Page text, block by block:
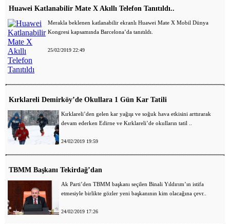
Huawei Katlanabilir Mate X Akıllı Telefon Tanıtıldı..
Merakla beklenen katlanabilir ekranlı Huawei Mate X Mobil Dünya
Kongresi kapsamında Barcelona’da tanıtıldı.
25/02/2019 22:49
Kırklareli Demirköy’de Okullara 1 Gün Kar Tatili
Kırklareli’den gelen kar yağışı ve soğuk hava etkisini arttırarak
devam ederken Edirne ve Kırklareli’de okulların tatil ..
24/02/2019 19:59
TBMM Başkanı Tekirdağ’dan
Ak Parti’den TBMM başkanı seçilen Binali Yıldırım’ın istifa
etmesiyle birlikte gözler yeni başkanının kim olacağına çevr..
24/02/2019 17:26